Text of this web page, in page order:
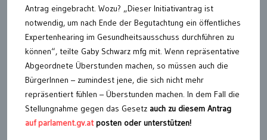
Antrag eingebracht. Wozu? „Dieser Initiativantrag ist
notwendig, um nach Ende der Begutachtung ein öffentliches
Expertenhearing im Gesundheitsausschuss durchführen zu
können“, teilte Gaby Schwarz mfg mit. Wenn repräsentative
Abgeordnete Überstunden machen, so müssen auch die
BürgerInnen – zumindest jene, die sich nicht mehr
repräsentiert fühlen – Überstunden machen. In dem Fall die
Stellungnahme gegen das Gesetz auch zu diesem Antrag
auf parlament.gv.atposten oder unterstützen!